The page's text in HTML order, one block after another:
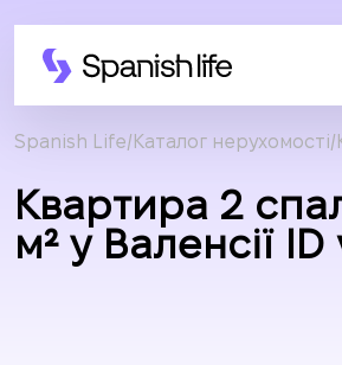
Spanish Life Каталог нерухомості
Квартира 2
м² у Валенсії